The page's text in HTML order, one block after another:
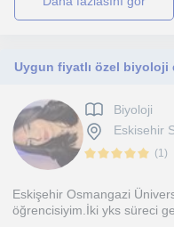
Uygun fiyatlı özel biyoloji
Biyoloji
Eskisehir
(1)
Eskişehir Osmangazi
öğrencisiyim.İki yks süreci